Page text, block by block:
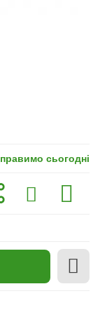
сьогодні